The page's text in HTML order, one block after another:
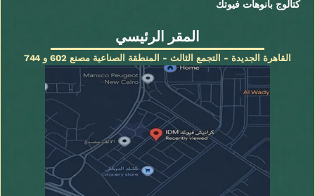
كتالوج بانوهات فيوتك
المقر الرئيسي
القاهرة الجديدة - التجمع الثالث - المنطقة الصناعية مصنع 602 و 744